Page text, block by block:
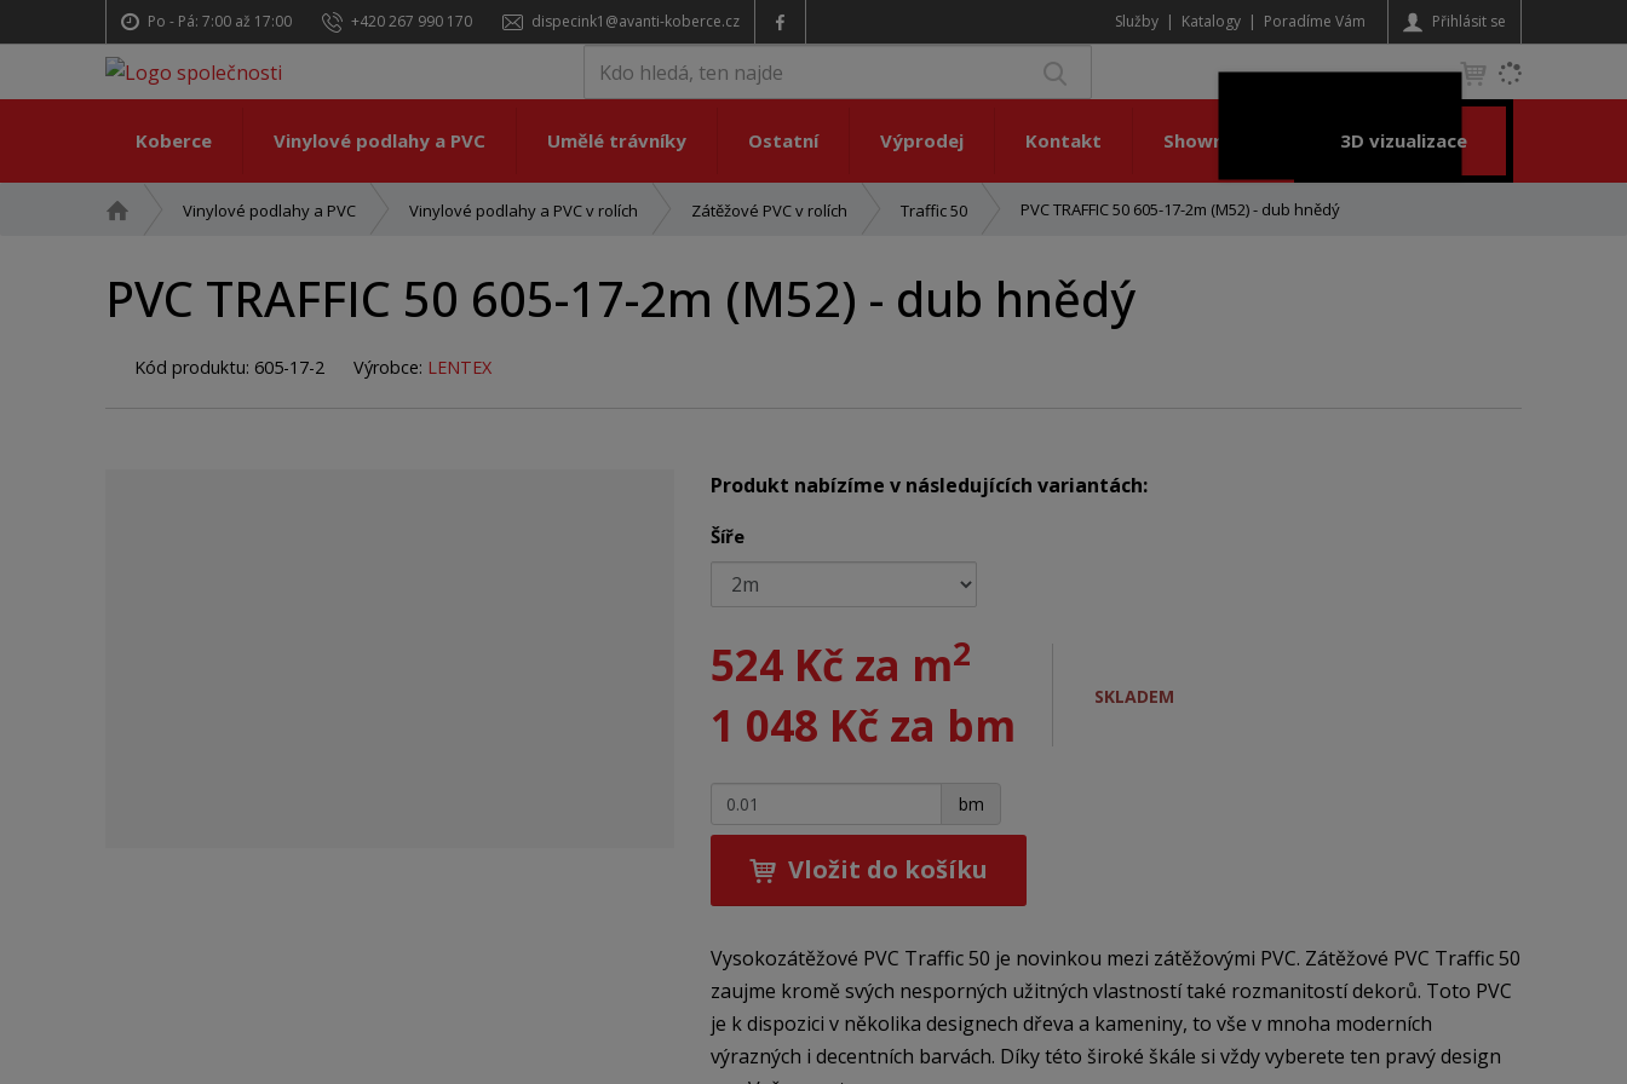
Po - Pá: 7:00 až 17:00 +420 267 990 170 dispecink1@avanti-koberce.cz Služby Katalogy Poradíme Vám Přihlásit se
h
t
Koberce Vinylové podlahy a PVC Umělé trávníky Ostatní Výprodej Kontakt Showroom 3D vizualizace
d
s
Vinylové podlahy a PVC Vinylové podlahy a PVC v rolích Zátěžové PVC v rolích Traffic 50 PVC TRAFFIC 50 605-17-2m (M52) - dub hnědý
PVC TRAFFIC 50 605-17-2m (M52) - dub hnědý
Kód produktu: 605-17-2 Výrobce: LENTEX
Produkt nabízíme v následujících variantách:
Šíře
524 Kč za m2
1 048 Kč za bm
SKLADEM
bm
+ -
Vložit do košíku
Vysokozátěžové PVC Traffic 50 je novinkou mezi zátěžovými PVC. Zátěžové PVC Traffic 50
zaujme kromě svých nesporných užitných vlastností také rozmanitostí dekorů. Toto PVC
je k dispozici v několika designech dřeva a kameniny, to vše v mnoha moderních
výrazných i decentních barvách. Díky této široké škále si vždy vyberete ten pravý design